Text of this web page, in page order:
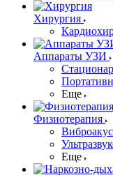
Хирургия
Аппараты УЗИ
Еще
Физиотерапия
Еще